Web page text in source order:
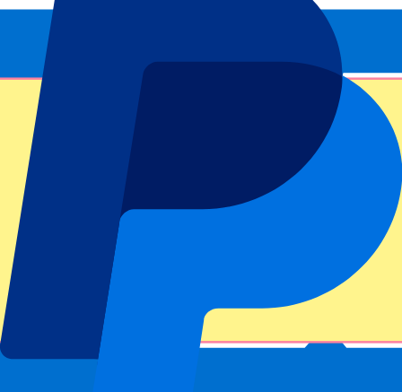
Populaire events
GP Spanje
Alle sporten
Voetbalcompetities
Champions League
Premier League
Serie A